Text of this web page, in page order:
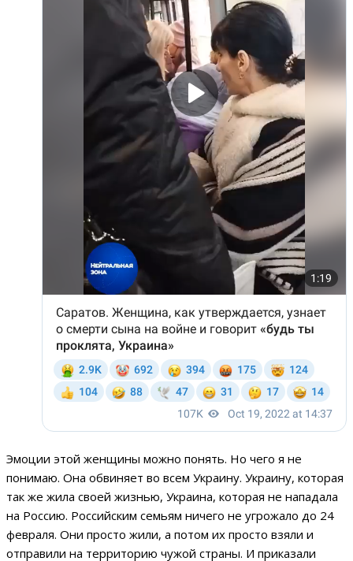
Эмоции этой женщины можно понять. Но чего я не
понимаю. Она обвиняет во всем Украину. Украину, которая
так же жила своей жизнью, Украина, которая не нападала
на Россию. Российским семьям ничего не угрожало до 24
февраля. Они просто жили, а потом их просто взяли и
отправили на территорию чужой страны. И приказали